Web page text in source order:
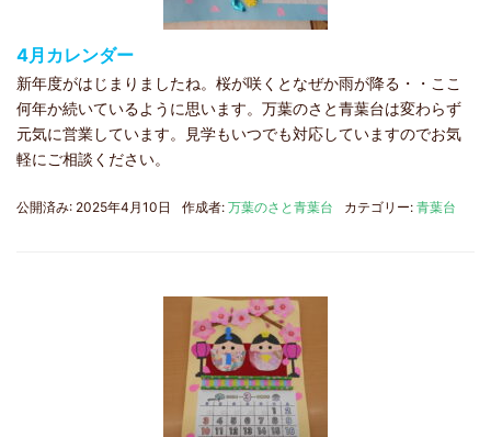
4月カレンダー
新年度がはじまりましたね。桜が咲くとなぜか雨が降る・・ここ
何年か続いているように思います。万葉のさと青葉台は変わらず
元気に営業しています。見学もいつでも対応していますのでお気
軽にご相談ください。
公開済み: 2025年4月10日 作成者: 万葉のさと青葉台 カテゴリー: 青葉台